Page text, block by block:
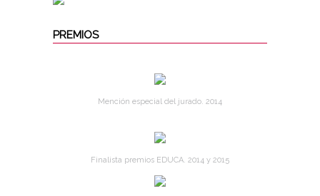
PREMIOS
Mención especial del jurado. 2014
Finalista premios EDUCA. 2014 y 2015